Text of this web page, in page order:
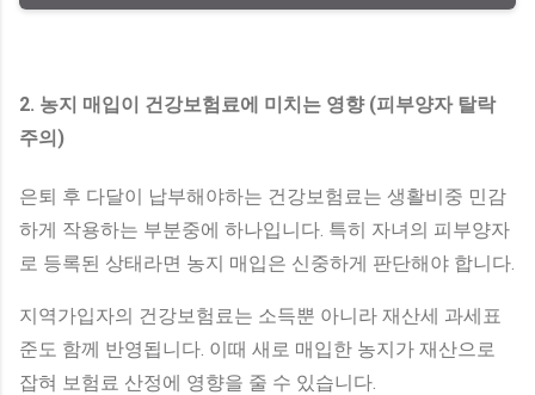
2. 농지 매입이 건강보험료에 미치는 영향 (피부양자 탈락
주의)
은퇴 후 다달이 납부해야하는 건강보험료는 생활비중 민감
하게 작용하는 부분중에 하나입니다. 특히 자녀의 피부양자
로 등록된 상태라면 농지 매입은 신중하게 판단해야 합니다.
지역가입자의 건강보험료는 소득뿐 아니라 재산세 과세표
준도 함께 반영됩니다. 이때 새로 매입한 농지가 재산으로
잡혀 보험료 산정에 영향을 줄 수 있습니다.